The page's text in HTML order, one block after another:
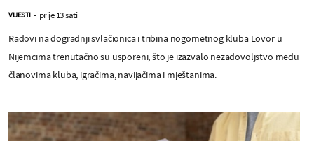
VIJESTI - prije 13 sati
Radovi na dogradnji svlačionica i tribina nogometnog kluba Lovor u
Nijemcima trenutačno su usporeni, što je izazvalo nezadovoljstvo među
članovima kluba, igračima, navijačima i mještanima.